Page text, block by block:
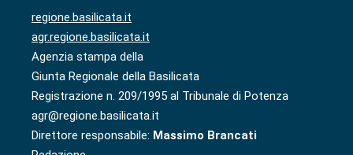
regione.basilicata.it
agr.regione.basilicata.it
Agenzia stampa della
Giunta Regionale della Basilicata
Registrazione n. 209/1995 al Tribunale di Potenza
agr@regione.basilicata.it
Direttore responsabile: Massimo Brancati